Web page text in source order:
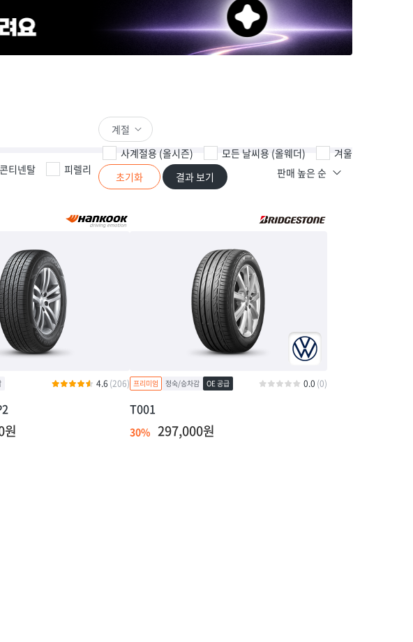
콘티넨탈
피렐리
계절
사계절용 (올시즌)
모든 날씨용 (올웨더) 겨울용
초기화
결과 보기
4.6 (206)
원
0.0 (0)
T001
30% 297,000원